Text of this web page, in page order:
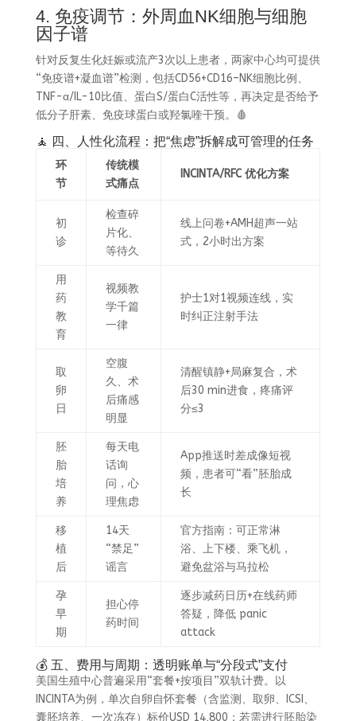
4. 免疫调节：外周血NK细胞与细胞
因子谱
针对反复生化妊娠或流产3次以上患者，两家中心均可提供
“免疫谱+凝血谱”检测，包括CD56+CD16–NK细胞比例、
TNF-α/IL-10比值、蛋白S/蛋白C活性等，再决定是否给予
低分子肝素、免疫球蛋白或羟氯喹干预。🩸
🧘 四、人性化流程：把“焦虑”拆解成可管理的任务
环
节
传统模
式痛点
INCINTA/RFC 优化方案
初
诊
检查碎
片化、
等待久
线上问卷+AMH超声一站
式，2小时出方案
用
药
教
育
视频教
学千篇
一律
护士1对1视频连线，实
时纠正注射手法
取
卵
日
空腹
久、术
后痛感
明显
清醒镇静+局麻复合，术
后30 min进食，疼痛评
分≤3
胚
胎
培
养
每天电
话询
问，心
理焦虑
App推送时差成像短视
频，患者可“看”胚胎成
长
移
植
后
14天
“禁足”
谣言
官方指南：可正常淋
浴、上下楼、乘飞机，
避免盆浴与马拉松
孕
早
期
担心停
药时间
逐步减药日历+在线药师
答疑，降低 panic
attack
💰 五、费用与周期：透明账单与“分段式”支付
美国生殖中心普遍采用“套餐+按项目”双轨计费。以
INCINTA为例，单次自卵自怀套餐（含监测、取卵、ICSI、
囊胚培养、一次冻存）标价USD 14,800；若需进行胚胎染